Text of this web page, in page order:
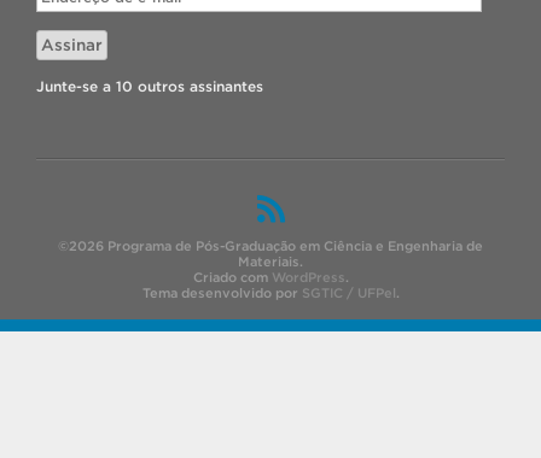
de
e-
mail
Assinar
Junte-se a 10 outros assinantes
©2026 Programa de Pós-Graduação em Ciência e Engenharia de
Materiais.
Criado com WordPress.
Tema desenvolvido por SGTIC / UFPel.